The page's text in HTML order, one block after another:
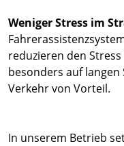
Weniger Stress im
reduzieren den
besonders auf
Verkehr von Vorteil.
In unserem Betrieb